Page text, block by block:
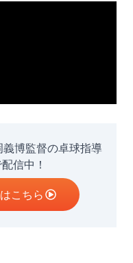
博監督の卓球指導
信中！
こちら